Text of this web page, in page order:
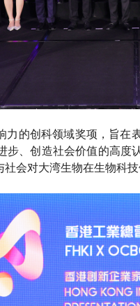
力的创科领域奖项，旨
步、创造社会价值的高
会对大湾生物在生物科技